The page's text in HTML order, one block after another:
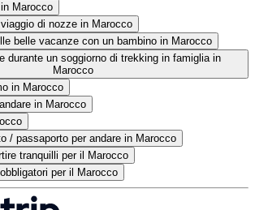
Marocco
di nozze in Marocco
belle vacanze con un bambino in Marocco
durante un soggiorno di trekking in famiglia in
Marocco
in Marocco
in Marocco
/ passaporto per andare in Marocco
tranquilli per il Marocco
per il Marocco